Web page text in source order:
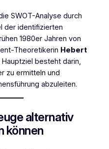
SWOT-Analyse durch
der identifizierten
1980er Jahren von
Theoretikerin Hebert
besteht darin,
zu ermitteln und
abzuleiten.
alternativ
können